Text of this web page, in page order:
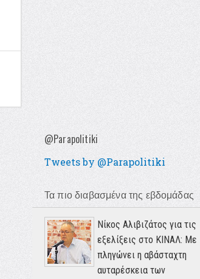
@Parapolitiki
Tweets by @Parapolitiki
Τα πιο διαβασμένα της εβδομάδας
Νίκος Αλιβιζάτος για τις
εξελίξεις στο ΚΙΝΑΛ: Με
πληγώνει η αβάσταχτη
αυταρέσκεια των